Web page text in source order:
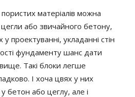
матеріалів можна
або звичайного бетону,
проектуванні, укладанні стін
фундаменту шанс дати
Такі блоки легше
І хоча цвях у них
бетон або цеглу, але і